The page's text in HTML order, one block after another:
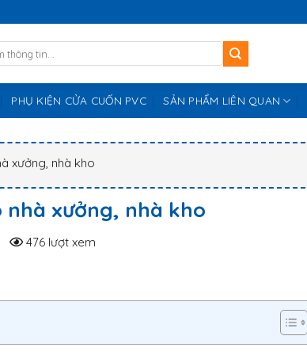
PHỤ KIỆN CỬA CUỐN PVC SẢN PHẨM LIÊN QUAN
xưởng, nhà kho
xưởng, nhà kho
476 lượt xem